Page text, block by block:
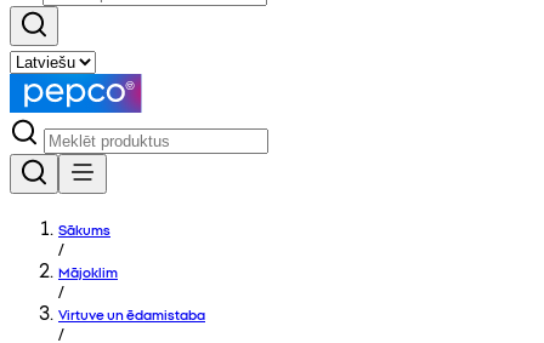
Sākums
/
Mājoklim
/
Virtuve un ēdamistaba
/